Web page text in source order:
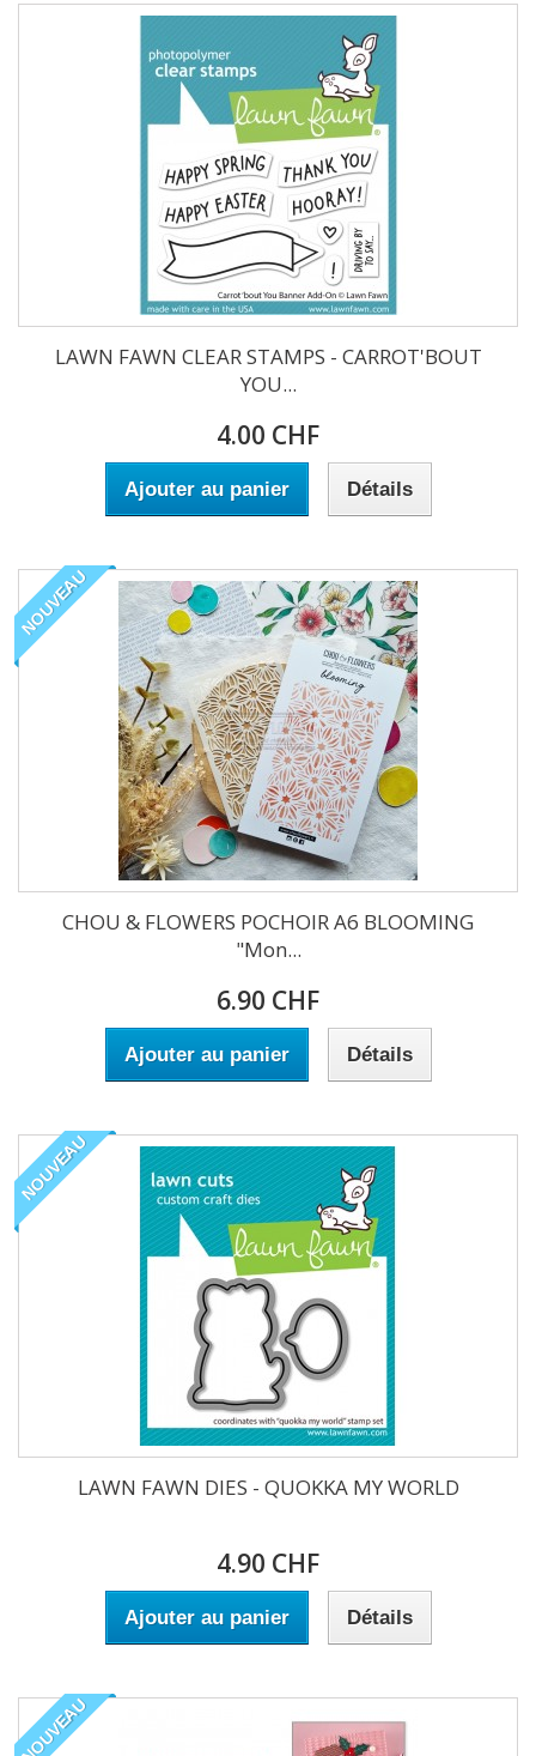
LAWN FAWN CLEAR STAMPS - CARROT'BOUT
YOU...
4.00 CHF
Ajouter au panier Détails
NOUVEAU
CHOU & FLOWERS POCHOIR A6 BLOOMING
"Mon...
6.90 CHF
Ajouter au panier Détails
NOUVEAU
LAWN FAWN DIES - QUOKKA MY WORLD
4.90 CHF
Ajouter au panier Détails
NOUVEAU